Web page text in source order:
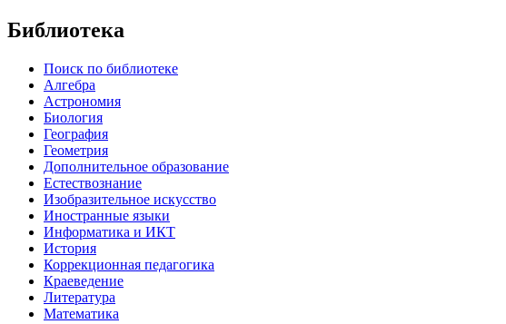
Библиотека
Поиск по библиотеке
Алгебра
Астрономия
Биология
География
Геометрия
Дополнительное образование
Естествознание
Изобразительное искусство
Иностранные языки
Информатика и ИКТ
История
Коррекционная педагогика
Краеведение
Литература
Математика